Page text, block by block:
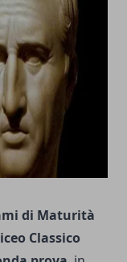
di Maturità
Classico